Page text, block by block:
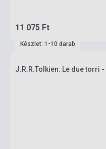
11 075 Ft
Készlet: 1-10 darab
J.R.R.Tolkien: Le due torri